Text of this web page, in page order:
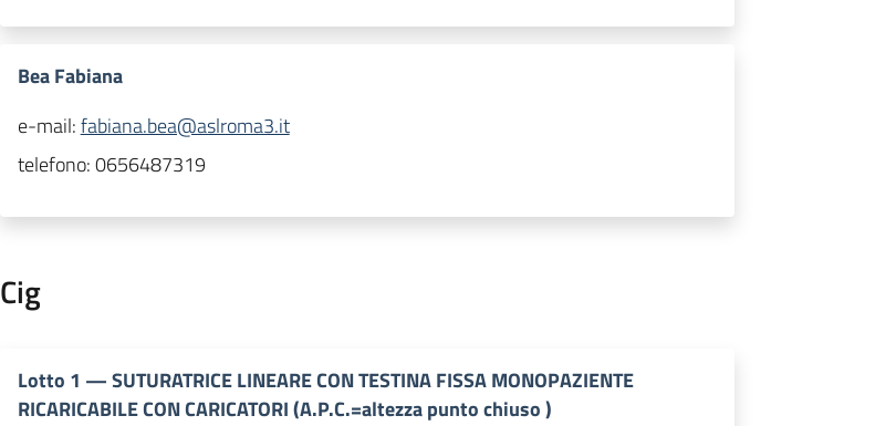
Bea Fabiana
e-mail:fabiana.bea@aslroma3.it
telefono:0656487319
Cig
Lotto 1 —SUTURATRICE LINEARE CON TESTINA FISSA MONOPAZIENTE
RICARICABILE CON CARICATORI (A.P.C.=altezza punto chiuso )